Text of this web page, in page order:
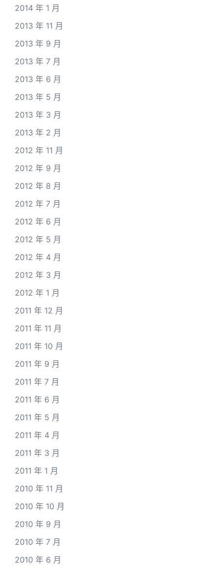
2014 年 1 月
2013 年 11 月
2013 年 9 月
2013 年 7 月
2013 年 6 月
2013 年 5 月
2013 年 3 月
2013 年 2 月
2012 年 11 月
2012 年 9 月
2012 年 8 月
2012 年 7 月
2012 年 6 月
2012 年 5 月
2012 年 4 月
2012 年 3 月
2012 年 1 月
2011 年 12 月
2011 年 11 月
2011 年 10 月
2011 年 9 月
2011 年 7 月
2011 年 6 月
2011 年 5 月
2011 年 4 月
2011 年 3 月
2011 年 1 月
2010 年 11 月
2010 年 10 月
2010 年 9 月
2010 年 7 月
2010 年 6 月